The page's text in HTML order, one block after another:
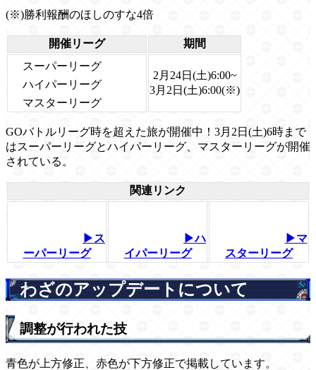
(※)勝利報酬のほしのすな4倍
開催リーグ
期間
スーパーリーグ
ハイパーリーグ
マスターリーグ
2月24日(土)6:00~
3月2日(土)6:00(※)
GOバトルリーグ時を超えた旅が開催中！3月2日(土)6時まで
はスーパーリーグとハイパーリーグ、マスターリーグが開催
されている。
関連リンク
▶ス
ーパーリーグ
▶ハ
イパーリーグ
▶マ
スターリーグ
わざのアップデートについて
調整が行われた技
青色が上方修正、赤色が下方修正で掲載しています。